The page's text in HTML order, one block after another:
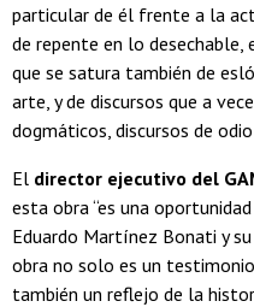
particular de él frente a la
de repente en lo desechable,
que se satura también de
arte, y de discursos que a
dogmáticos, discursos de
El director ejecutivo del
esta obra “es una
Eduardo Martínez Bonati y
obra no solo es un
también un reflejo de la